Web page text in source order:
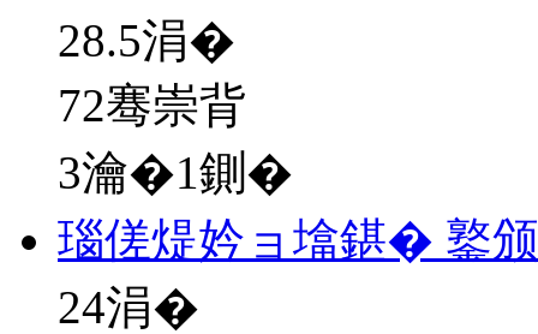
28.5涓�
72骞崇背
3瀹�1鍘�
瑙傞煶妗ョ墖鍖� 鐜
24涓�